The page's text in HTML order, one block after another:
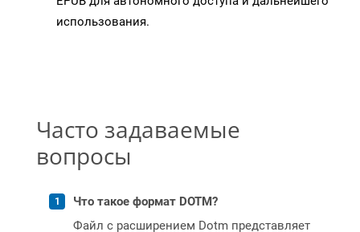
использования.
Часто задаваемые
вопросы
Что такое формат DOTM?
Файл с расширением Dotm представляет